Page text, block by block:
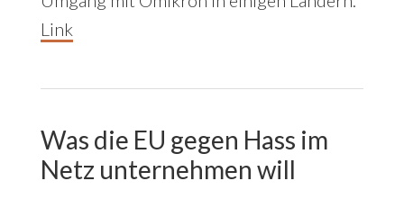
Link
Was die EU gegen Hass im
Netz unternehmen will